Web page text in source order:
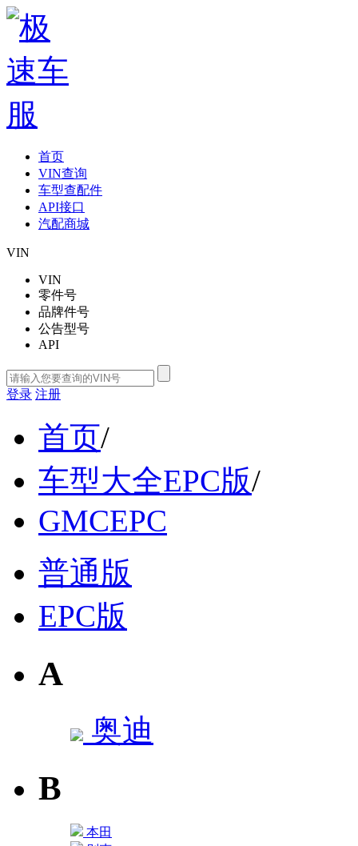
首页
VIN查询
车型查配件
API接口
汽配商城
VIN
VIN
零件号
品牌件号
公告型号
API
登录 注册
首页/
车型大全EPC版/
GMCEPC
普通版
EPC版
A
奥迪
B
本田